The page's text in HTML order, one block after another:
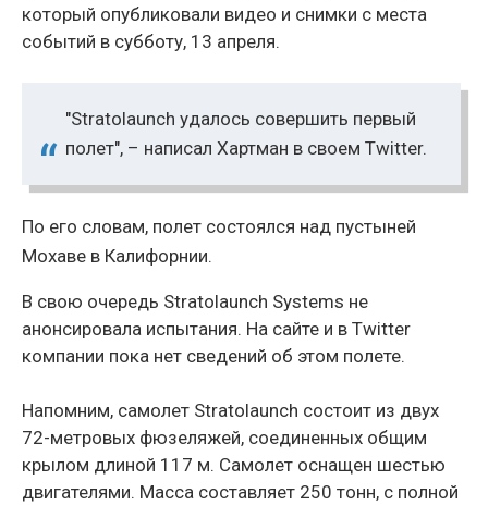
который опубликовали видео и снимки с места
событий в субботу, 13 апреля.
"Stratolaunch удалось совершить первый
полет", – написал Хартман в своем Twitter.
По его словам, полет состоялся над пустыней
Мохаве в Калифорнии.
В свою очередь Stratolaunch Systems не
анонсировала испытания. На сайте и в Twitter
компании пока нет сведений об этом полете.
Напомним, самолет Stratolaunch состоит из двух
72-метровых фюзеляжей, соединенных общим
крылом длиной 117 м. Самолет оснащен шестью
двигателями. Масса составляет 250 тонн, с полной